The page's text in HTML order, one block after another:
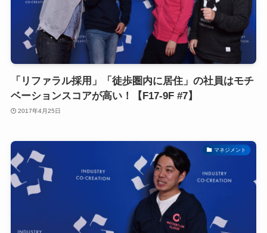
「リファラル採用」「徒歩圏内に居住」の社員はモチ
ベーションスコアが高い！【F17-9F #7】
2017年4月25日
マネジメント